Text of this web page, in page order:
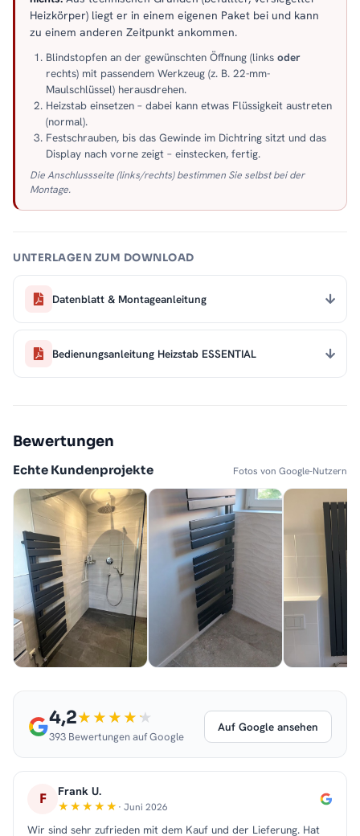
Heizkörper) liegt er in einem eigenen Paket bei und kann
zu einem anderen Zeitpunkt ankommen.
Blindstopfen an der gewünschten Öffnung (links oder
rechts) mit passendem Werkzeug (z. B. 22-mm-
Maulschlüssel) herausdrehen.
Heizstab einsetzen – dabei kann etwas Flüssigkeit austreten
(normal).
Festschrauben, bis das Gewinde im Dichtring sitzt und das
Display nach vorne zeigt – einstecken, fertig.
Die Anschlussseite (links/rechts) bestimmen Sie selbst bei der
Montage.
UNTERLAGEN ZUM DOWNLOAD
Datenblatt & Montageanleitung
Bedienungsanleitung Heizstab ESSENTIAL
Bewertungen
Echte Kundenprojekte Fotos von Google-Nutzern
4,2
393 Bewertungen auf Google
Auf Google ansehen
F Frank U.
· Juni 2026
Wir sind sehr zufrieden mit dem Kauf und der Lieferung. Hat